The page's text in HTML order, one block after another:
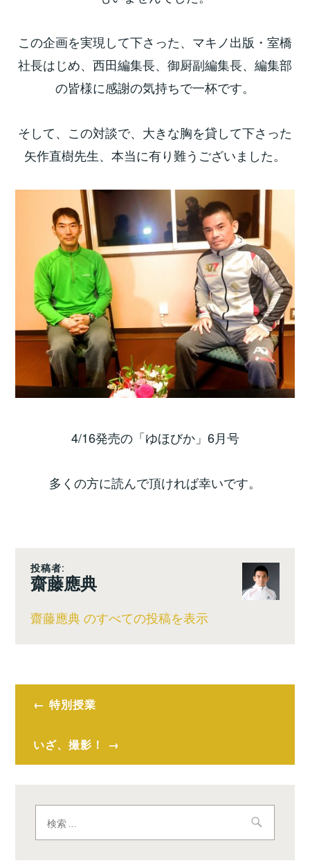
この企画を実現して下さった、マキノ出版・室橋
社長はじめ、西田編集長、御厨副編集長、編集部
の皆様に感謝の気持ちで一杯です。
そして、この対談で、大きな胸を貸して下さった
矢作直樹先生、本当に有り難うございました。
4/16発売の「ゆほびか」6月号
多くの方に読んで頂ければ幸いです。
投稿者:
齋藤應典
齋藤應典 のすべての投稿を表示
投
ナ
ビ
ゲ
特別授業
いざ、撮影！
索: